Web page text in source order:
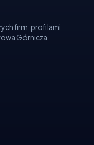
firm, profilami
Górnicza.